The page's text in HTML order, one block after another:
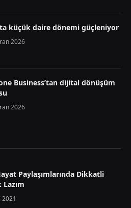
küçük daire dönemi güçleniyor
2026
Business’tan dijital dönüşüm
2026
Paylaşımlarında Dikkatli
2021